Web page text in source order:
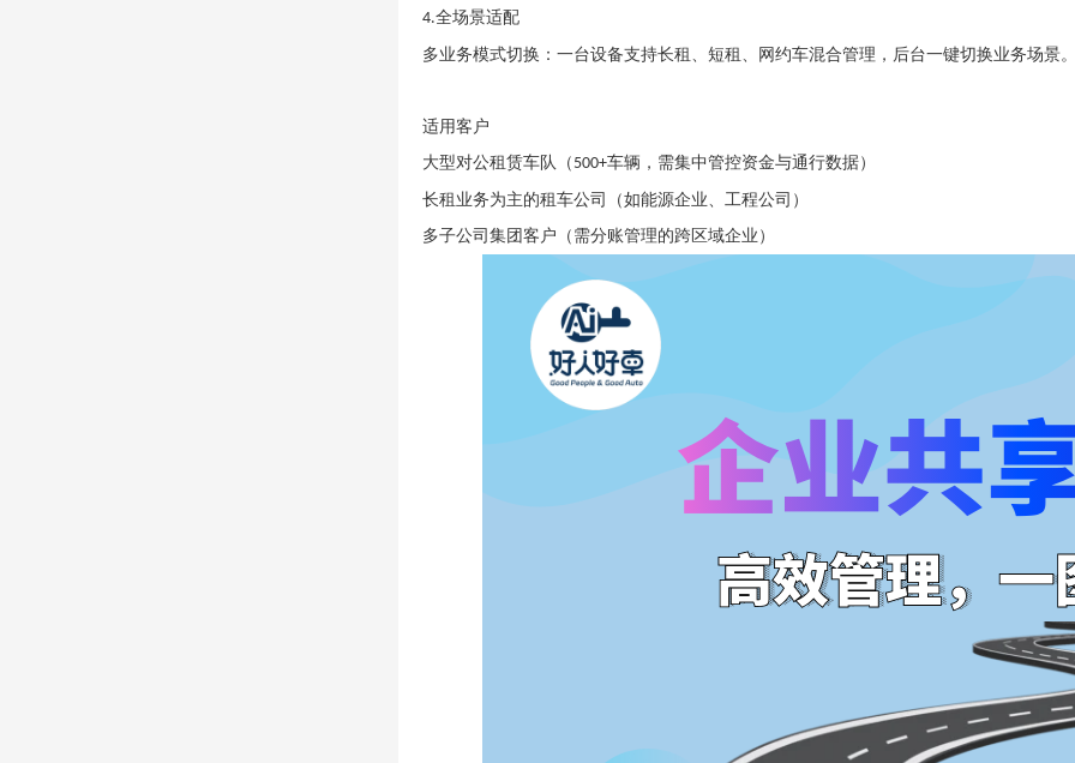
4.全场景适配
多业务模式切换：一台设备支持长租、短租、网约车混合管理，后台一键切换业务场景
适用客户
大型对公租赁车队（ 500+车辆，需集中管控资金与通行数据）
长租业务为主的租车公司（如能源企业、工程公司）
多子公司集团客户（需分账管理的跨区域企业）